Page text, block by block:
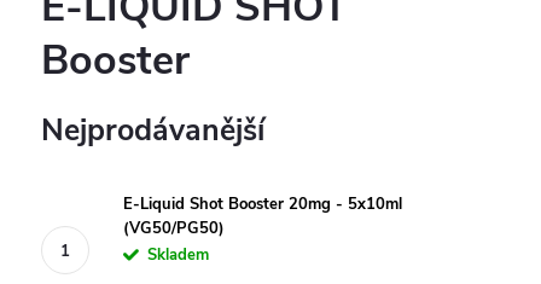
Booster
Nejprodávanější
E-Liquid Shot Booster 20mg - 5x10ml
(VG50/PG50)
Skladem